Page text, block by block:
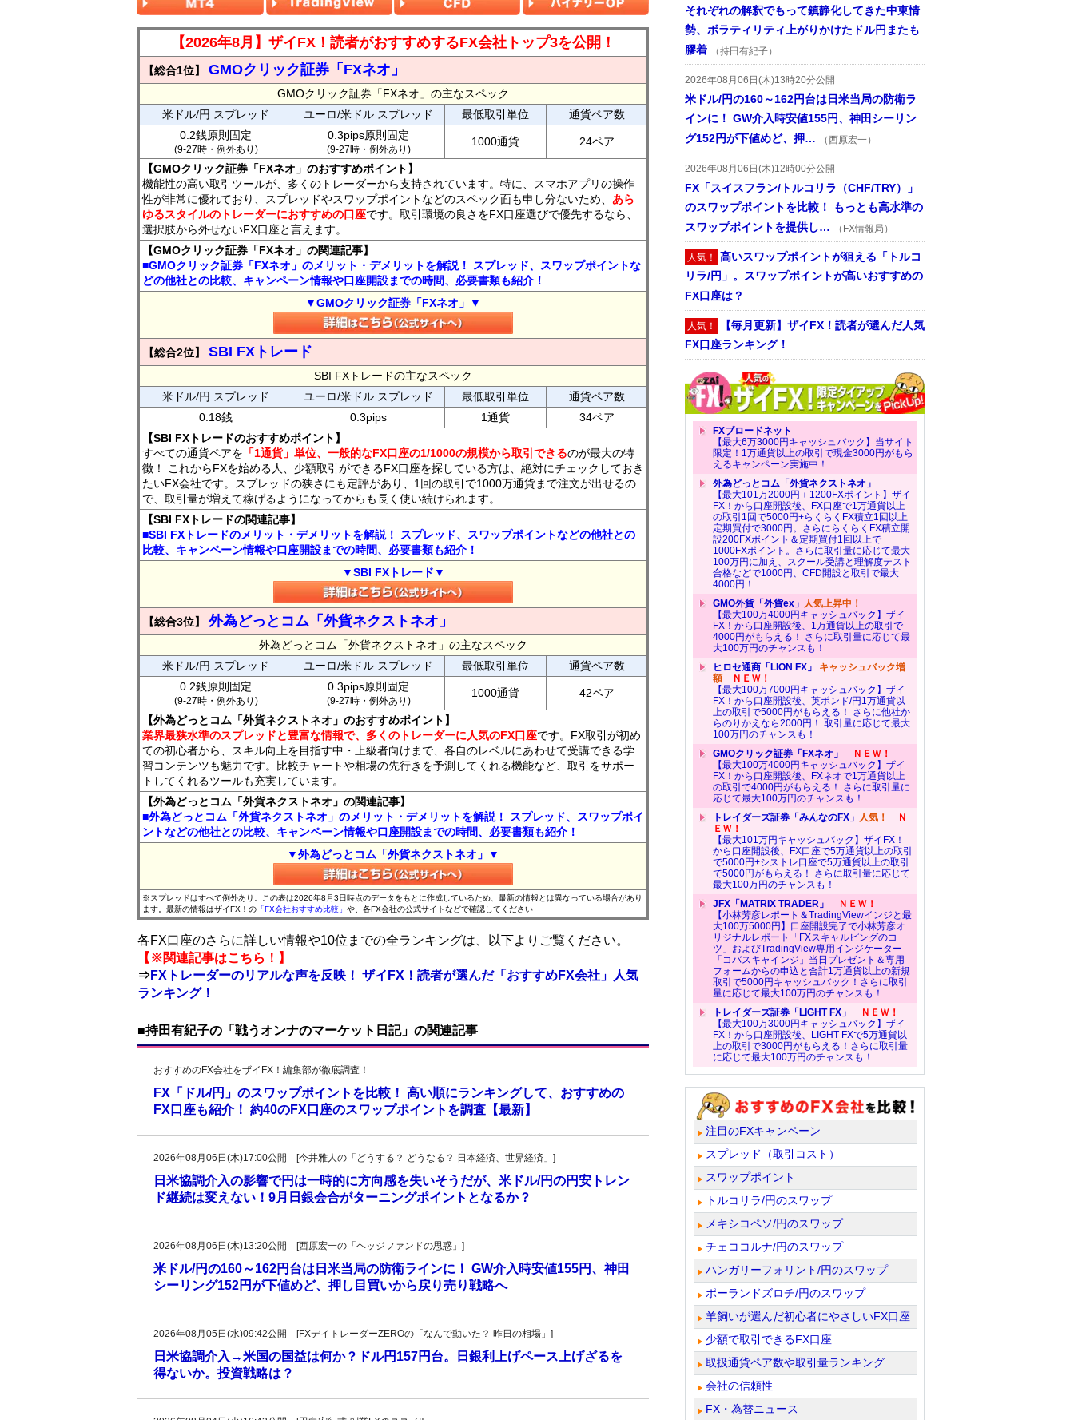
【2026年8月】ザイFX！読者がおすすめするFX会社トップ3を公開！
【総合1位】 GMOクリック証券「FXネオ」
GMOクリック証券「FXネオ」の主なスペック
米ドル/円 スプレッド
ユーロ/米ドル スプレッド 最低取引単位
通貨ペア数
0.2銭原則固定
(9-27時・例外あり)
0.3pips原則固定
(9-27時・例外あり)
1000通貨 24ペア
【GMOクリック証券「FXネオ」のおすすめポイント】
機能性の高い取引ツールが、多くのトレーダーから支持されています。特に、スマホアプリの操作
性が非常に優れており、スプレッドやスワップポイントなどのスペック面も申し分ないため、 あら
ゆるスタイルのトレーダーにおすすめの口座です。取引環境の良さをFX口座選びで優先するなら、
選択肢から外せないFX口座と言えます。
【GMOクリック証券「FXネオ」の関連記事】
■GMOクリック証券「FXネオ」のメリット・デメリットを解説！ スプレッド、スワップポイントな
どの他社との比較、キャンペーン情報や口座開設までの時間、必要書類も紹介！
▼GMOクリック証券「FXネオ」▼
【総合2位】 SBI FXトレード
SBI FXトレードの主なスペック
米ドル/円 スプレッド
ユーロ/米ドル スプレッド 最低取引単位
通貨ペア数
0.18銭
0.3pips 1通貨
34ペア
【SBI FXトレードのおすすめポイント】
すべての通貨ペアを 「1通貨」単位、一般的なFX口座の1/1000の規模から取引できるのが最大の特
徴！ これからFXを始める人、少額取引ができるFX口座を探している方は、絶対にチェックしておき
たいFX会社です。スプレッドの狭さにも定評があり、1回の取引で1000万通貨まで注文が出せるの
で、取引量が増えて稼げるようになってからも長く使い続けられます。
【SBI FXトレードの関連記事】
■SBI FXトレードのメリット・デメリットを解説！ スプレッド、スワップポイントなどの他社との
比較、キャンペーン情報や口座開設までの時間、必要書類も紹介！
▼SBI FXトレード▼
【総合3位】 外為どっとコム「外貨ネクストネオ」
外為どっとコム「外貨ネクストネオ」の主なスペック
米ドル/円 スプレッド
ユーロ/米ドル スプレッド 最低取引単位
通貨ペア数
0.2銭原則固定
(9-27時・例外あり)
0.3pips原則固定
(9-27時・例外あり)
1000通貨 42ペア
【外為どっとコム「外貨ネクストネオ」のおすすめポイント】
業界最狭水準のスプレッドと豊富な情報で、多くのトレーダーに人気のFX口座です。FX取引が初め
ての初心者から、スキル向上を目指す中・上級者向けまで、各自のレベルにあわせて受講できる学
習コンテンツも魅力です。比較チャートや相場の先行きを予測してくれる機能など、取引をサポー
トしてくれるツールも充実しています。
【外為どっとコム「外貨ネクストネオ」の関連記事】
■外為どっとコム「外貨ネクストネオ」のメリット・デメリットを解説！ スプレッド、スワップポイ
ントなどの他社との比較、キャンペーン情報や口座開設までの時間、必要書類も紹介！
▼外為どっとコム「外貨ネクストネオ」▼
※スプレッドはすべて例外あり。この表は2026年8月3日時点のデータをもとに作成しているため、最新の情報とは異なっている場合があり
ます。最新の情報はザイFX！の 「FX会社おすすめ比較」 や、各FX会社の公式サイトなどで確認してください
各FX口座のさらに詳しい情報や10位までの全ランキングは、以下よりご覧ください。
【※関連記事はこちら！】
⇒FXトレーダーのリアルな声を反映！ ザイFX！読者が選んだ「おすすめFX会社」人気
ランキング！
■持田有紀子の「戦うオンナのマーケット日記」の関連記事
おすすめのFX会社をザイFX！編集部が徹底調査！
FX「ドル/円」のスワップポイントを比較！ 高い順にランキングして、おすすめの
FX口座も紹介！ 約40のFX口座のスワップポイントを調査【最新】
2026年08月06日(木)17:00公開 [今井雅人の「どうする？ どうなる？ 日本経済、世界経済」]
日米協調介入の影響で円は一時的に方向感を失いそうだが、米ドル/円の円安トレン
ド継続は変えない！9月日銀会合がターニングポイントとなるか？
2026年08月06日(木)13:20公開 [西原宏一の「ヘッジファンドの思惑」]
米ドル/円の160～162円台は日米当局の防衛ラインに！ GW介入時安値155円、神田
シーリング152円が下値めど、押し目買いから戻り売り戦略へ
2026年08月05日(水)09:42公開 [FXデイトレーダーZEROの「なんで動いた？ 昨日の相場」]
日米協調介入→米国の国益は何か？ドル円157円台。日銀利上げペース上げざるを
得ないか。投資戦略は？
それぞれの解釈でもって鎮静化してきた中東情
勢、ボラティリティ上がりかけたドル円またも
膠着
（持田有紀子）
2026年08月06日(木)13時20分公開
米ドル/円の160～162円台は日米当局の防衛ラ
インに！ GW介入時安値155円、神田シーリン
グ152円が下値めど、押…
（西原宏一）
2026年08月06日(木)12時00分公開
FX「スイスフラン/トルコリラ（CHF/TRY）」
のスワップポイントを比較！ もっとも高水準の
スワップポイントを提供し…
（FX情報局）
人気！ 高いスワップポイントが狙える「トルコ
リラ/円」。スワップポイントが高いおすすめの
FX口座は？
人気！ 【毎月更新】ザイFX！読者が選んだ人気
FX口座ランキング！
FXブロードネット
【最大6万3000円キャッシュバック】当サイト
限定！1万通貨以上の取引で現金3000円がもら
えるキャンペーン実施中！
外為どっとコム「外貨ネクストネオ」
【最大101万2000円＋1200FXポイント】ザイ
FX！から口座開設後、FX口座で1万通貨以上
の取引1回で5000円+らくらくFX積立1回以上
定期買付で3000円。さらにらくらくFX積立開
設200FXポイント＆定期買付1回以上で
1000FXポイント。さらに取引量に応じて最大
100万円に加え、スクール受講と理解度テスト
合格などで1000円、CFD開設と取引で最大
4000円！
GMO外貨「外貨ex」 人気上昇中！
【最大100万4000円キャッシュバック】ザイ
FX！から口座開設後、1万通貨以上の取引で
4000円がもらえる！ さらに取引量に応じて最
大100万円のチャンスも！
ヒロセ通商「LION FX」 キャッシュバック増
額ＮＥＷ！
【最大100万7000円キャッシュバック】ザイ
FX！から口座開設後、英ポンド/円1万通貨以
上の取引で5000円がもらえる！ さらに他社か
らのりかえなら2000円！ 取引量に応じて最大
100万円のチャンスも！
GMOクリック証券「FXネオ」
ＮＥＷ！
【最大100万4000円キャッシュバック】ザイ
FX！から口座開設後、FXネオで1万通貨以上
の取引で4000円がもらえる！ さらに取引量に
応じて最大100万円のチャンスも！
トレイダーズ証券「みんなのFX」 人気！
Ｎ
ＥＷ！
【最大101万円キャッシュバック】ザイFX！
から口座開設後、FX口座で5万通貨以上の取引
で5000円+シストレ口座で5万通貨以上の取引
で5000円がもらえる！ さらに取引量に応じて
最大100万円のチャンスも！
JFX「MATRIX TRADER」
ＮＥＷ！
【小林芳彦レポート＆TradingViewインジと最
大100万5000円】口座開設完了で小林芳彦オ
リジナルレポート「FXスキャルピングのコ
ツ」およびTradingView専用インジケーター
「コバスキャインジ」当日プレゼント＆専用
フォームからの申込と合計1万通貨以上の新規
取引で5000円キャッシュバック！さらに取引
量に応じて最大100万円のチャンスも！
トレイダーズ証券「LIGHT FX」
ＮＥＷ！
【最大100万3000円キャッシュバック】ザイ
FX！から口座開設後、LIGHT FXで5万通貨以
上の取引で3000円がもらえる！さらに取引量
に応じて最大100万円のチャンスも！
注目のFXキャンペーン
スプレッド（取引コスト）
スワップポイント
トルコリラ/円のスワップ
メキシコペソ/円のスワップ
チェココルナ/円のスワップ
ハンガリーフォリント/円のスワップ
ポーランドズロチ/円のスワップ
羊飼いが選んだ初心者にやさしいFX口座
少額で取引できるFX口座
取扱通貨ペア数や取引量ランキング
会社の信頼性
FX・為替ニュース